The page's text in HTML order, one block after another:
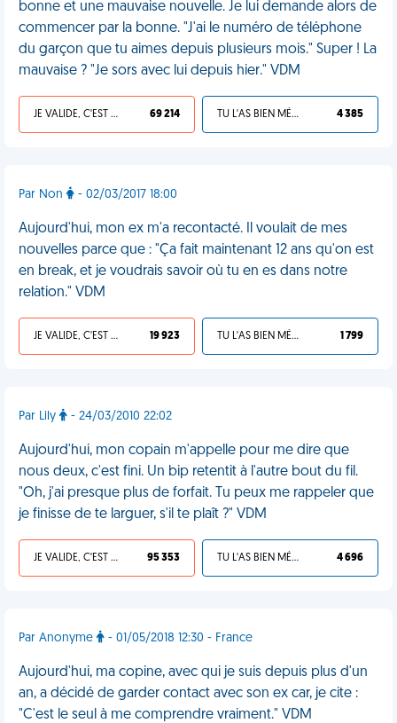
bonne et une mauvaise nouvelle. Je lui demande alors de
commencer par la bonne. "J'ai le numéro de téléphone
du garçon que tu aimes depuis plusieurs mois." Super ! La
mauvaise ? "Je sors avec lui depuis hier." VDM
JE VALIDE, C'EST UNE VDM 69 214 TU L'AS BIEN MÉRITÉ 4 385
Par Non - 02/03/2017 18:00
Aujourd'hui, mon ex m'a recontacté. Il voulait de mes
nouvelles parce que : "Ça fait maintenant 12 ans qu'on est
en break, et je voudrais savoir où tu en es dans notre
relation." VDM
JE VALIDE, C'EST UNE VDM 19 923 TU L'AS BIEN MÉRITÉ 1 799
Par Lily - 24/03/2010 22:02
Aujourd'hui, mon copain m'appelle pour me dire que
nous deux, c'est fini. Un bip retentit à l'autre bout du fil.
"Oh, j'ai presque plus de forfait. Tu peux me rappeler que
je finisse de te larguer, s'il te plaît ?" VDM
JE VALIDE, C'EST UNE VDM 95 353 TU L'AS BIEN MÉRITÉ 4 696
Par Anonyme - 01/05/2018 12:30 - France
Aujourd'hui, ma copine, avec qui je suis depuis plus d'un
an, a décidé de garder contact avec son ex car, je cite :
"C'est le seul à me comprendre vraiment." VDM